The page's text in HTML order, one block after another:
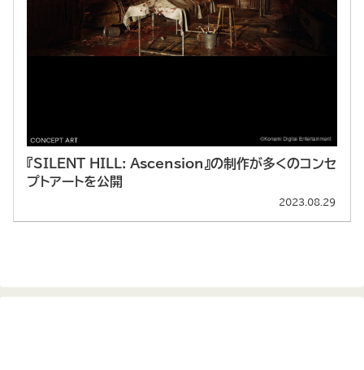
『SILENT HILL: Ascension』の制作が多くのコンセ
プトアートを公開
2023.08.29